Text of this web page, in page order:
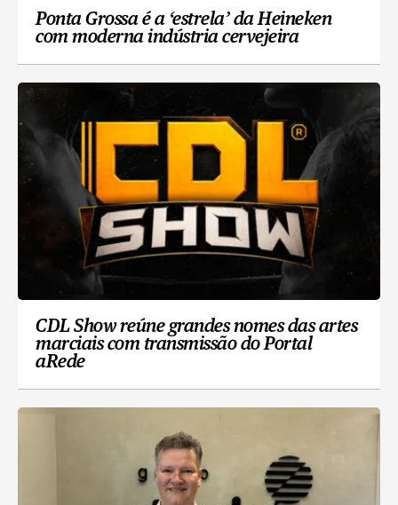
Ponta Grossa é a ‘estrela’ da Heineken
com moderna indústria cervejeira
CDL Show reúne grandes nomes das artes
marciais com transmissão do Portal
aRede